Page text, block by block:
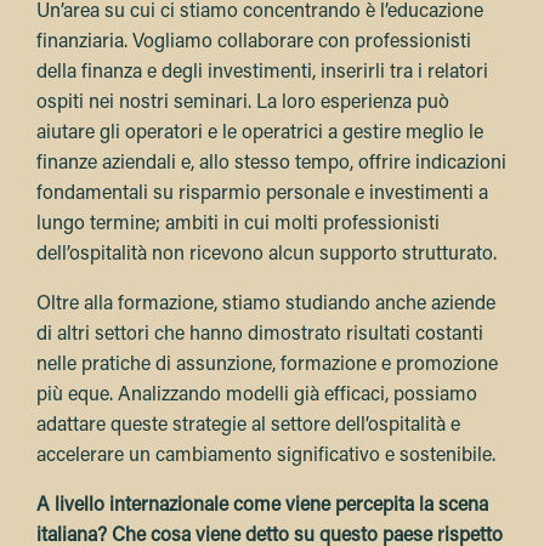
Un’area su cui ci stiamo concentrando è l’educazione
finanziaria. Vogliamo collaborare con professionisti
della finanza e degli investimenti, inserirli tra i relatori
ospiti nei nostri seminari. La loro esperienza può
aiutare gli operatori e le operatrici a gestire meglio le
finanze aziendali e, allo stesso tempo, offrire indicazioni
fondamentali su risparmio personale e investimenti a
lungo termine; ambiti in cui molti professionisti
dell’ospitalità non ricevono alcun supporto strutturato.
Oltre alla formazione, stiamo studiando anche aziende
di altri settori che hanno dimostrato risultati costanti
nelle pratiche di assunzione, formazione e promozione
più eque. Analizzando modelli già efficaci, possiamo
adattare queste strategie al settore dell’ospitalità e
accelerare un cambiamento significativo e sostenibile.
A livello internazionale come viene percepita la scena
italiana? Che cosa viene detto su questo paese rispetto